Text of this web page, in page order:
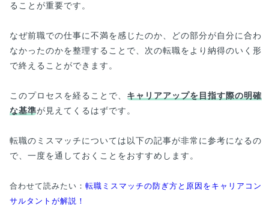
ることが重要です。
なぜ前職での仕事に不満を感じたのか、どの部分が自分に合わ
なかったのかを整理することで、次の転職をより納得のいく形
で終えることができます。
このプロセスを経ることで、 キャリアアップを目指す際の明確
な基準が見えてくるはずです。
転職のミスマッチについては以下の記事が非常に参考になるの
で、一度を通しておくことをおすすめします。
合わせて読みたい： 転職ミスマッチの防ぎ方と原因をキャリアコン
サルタントが解説！